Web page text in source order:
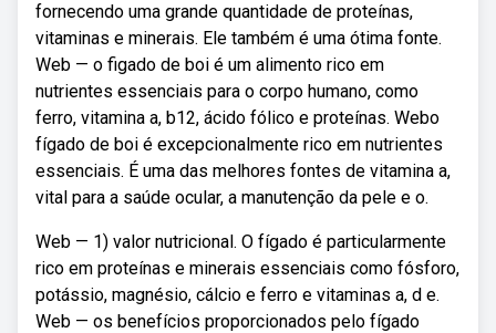
fornecendo uma grande quantidade de proteínas,
vitaminas e minerais. Ele também é uma ótima fonte.
Web — o figado de boi é um alimento rico em
nutrientes essenciais para o corpo humano, como
ferro, vitamina a, b12, ácido fólico e proteínas. Webo
fígado de boi é excepcionalmente rico em nutrientes
essenciais. É uma das melhores fontes de vitamina a,
vital para a saúde ocular, a manutenção da pele e o.
Web — 1) valor nutricional. O fígado é particularmente
rico em proteínas e minerais essenciais como fósforo,
potássio, magnésio, cálcio e ferro e vitaminas a, d e.
Web — os benefícios proporcionados pelo fígado